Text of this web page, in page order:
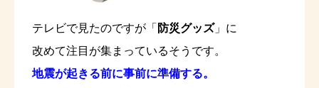
テレビで見たのですが「 防災グッズ」に
改めて注目が集まっているそうです。
地震が起きる前に事前に準備する。